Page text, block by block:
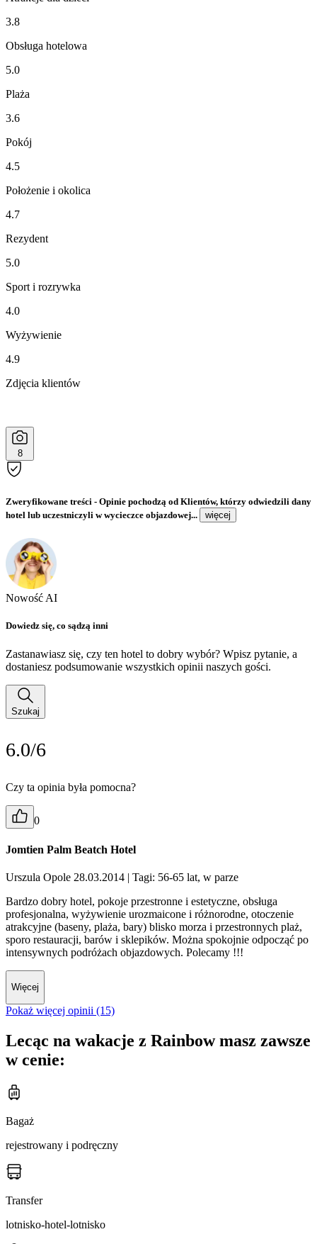
3.8
Obsługa hotelowa
5.0
Plaża
3.6
Pokój
4.5
Położenie i okolica
4.7
Rezydent
5.0
Sport i rozrywka
4.0
Wyżywienie
4.9
Zdjęcia klientów
8
Zweryfikowane treści - Opinie pochodzą od Klientów, którzy odwiedzili dany
hotel lub uczestniczyli w wycieczce objazdowej...
więcej
Nowość AI
Dowiedz się, co sądzą inni
Zastanawiasz się, czy ten hotel to dobry wybór? Wpisz pytanie, a
dostaniesz podsumowanie wszystkich opinii naszych gości.
Szukaj
6.0/6
Czy ta opinia była pomocna?
0
Jomtien Palm Beatch Hotel
Urszula Opole 28.03.2014 | Tagi: 56-65 lat, w parze
Bardzo dobry hotel, pokoje przestronne i estetyczne, obsługa
profesjonalna, wyżywienie urozmaicone i różnorodne, otoczenie
atrakcyjne (baseny, plaża, bary) blisko morza i przestronnych plaż,
sporo restauracji, barów i sklepików. Można spokojnie odpocząć po
intensywnych podróżach objazdowych. Polecamy !!!
Więcej
Pokaż więcej opinii (15)
Lecąc na wakacje z Rainbow masz zawsze
w cenie:
Bagaż
rejestrowany i podręczny
Transfer
lotnisko-hotel-lotnisko